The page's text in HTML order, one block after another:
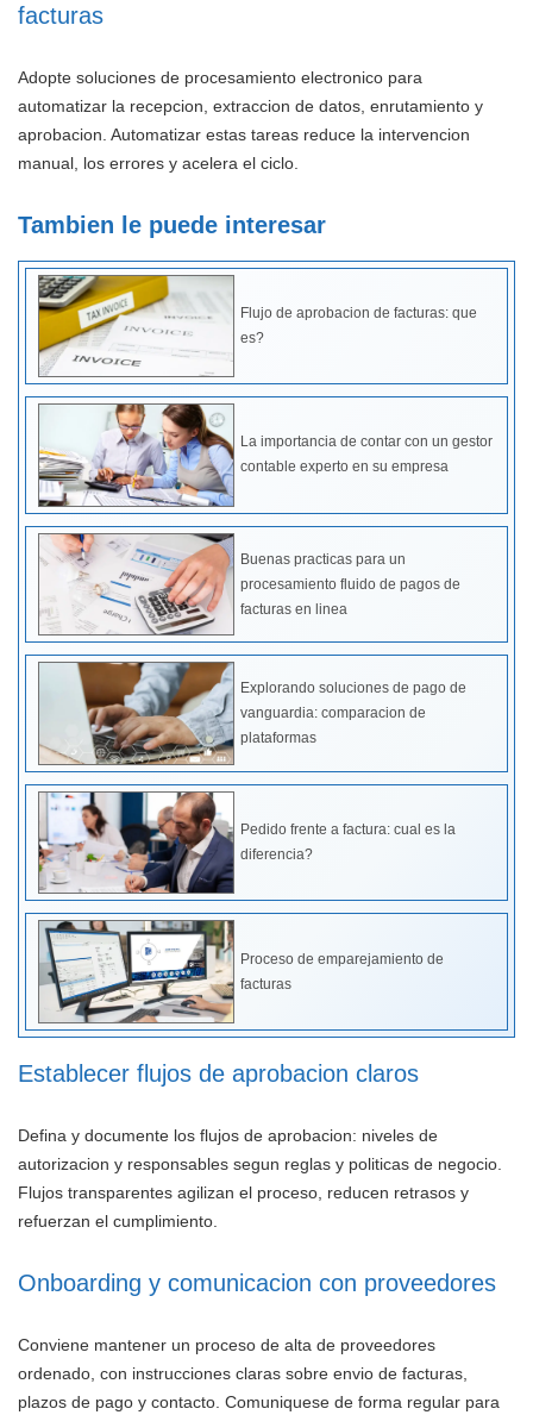
facturas
Adopte soluciones de procesamiento electronico para
automatizar la recepcion, extraccion de datos, enrutamiento y
aprobacion. Automatizar estas tareas reduce la intervencion
manual, los errores y acelera el ciclo.
Tambien le puede interesar
Flujo de aprobacion de facturas: que
es?
La importancia de contar con un gestor
contable experto en su empresa
Buenas practicas para un
procesamiento fluido de pagos de
facturas en linea
Explorando soluciones de pago de
vanguardia: comparacion de
plataformas
Pedido frente a factura: cual es la
diferencia?
Proceso de emparejamiento de
facturas
Establecer flujos de aprobacion claros
Defina y documente los flujos de aprobacion: niveles de
autorizacion y responsables segun reglas y politicas de negocio.
Flujos transparentes agilizan el proceso, reducen retrasos y
refuerzan el cumplimiento.
Onboarding y comunicacion con proveedores
Conviene mantener un proceso de alta de proveedores
ordenado, con instrucciones claras sobre envio de facturas,
plazos de pago y contacto. Comuniquese de forma regular para